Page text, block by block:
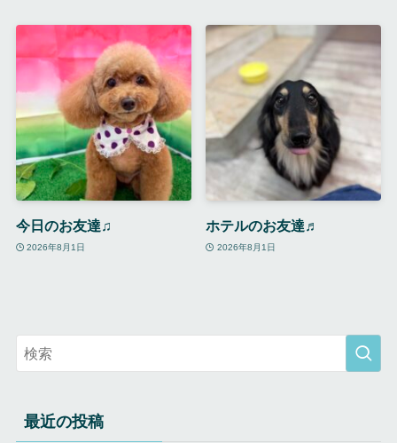
今日のお友達♫
2026年8月1日
ホテルのお友達♬
2026年8月1日
最近の投稿